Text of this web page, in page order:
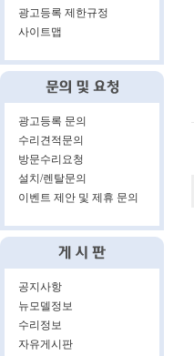
광고등록 제한규정
사이트맵
광고등록 문의
수리견적문의
방문수리요청
설치/렌탈문의
이벤트 제안 및 제휴 문의
공지사항
뉴모델정보
수리정보
자유게시판